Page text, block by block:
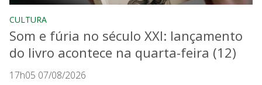
CULTURA
Som e fúria no século XXI: lançamento
do livro acontece na quarta-feira (12)
17h05 07/08/2026